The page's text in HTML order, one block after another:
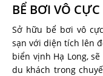
BỂ BƠI VÔ CỰC
Sở hữu bể bơi vô
sạn với diện tích lên
biển vịnh Hạ Long,
du khách trong